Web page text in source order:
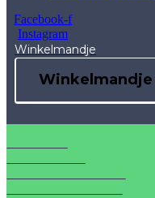
Facebook-f
Instagram
Winkelmandje
Winkelmandje